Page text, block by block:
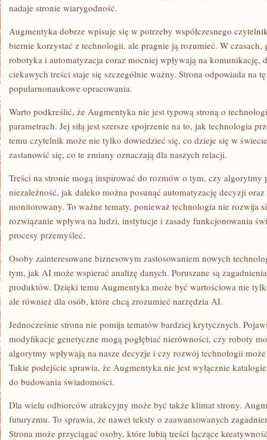
nadaje stronie wiarygodność.
Augmentyka dobrze wpisuje się w potrzeby współczesnego
biernie korzystać z technologii, ale pragnie ją rozumieć. W czasach,
robotyka i automatyzacja coraz mocniej wpływają na komunikację,
ciekawych treści staje się szczególnie ważny. Strona odpowiada na
popularnonaukowe opracowania.
Warto podkreślić, że Augmentyka nie jest typową stroną o
parametrach. Jej siłą jest szersze spojrzenie na to, jak technologia
temu czytelnik może nie tylko dowiedzieć się, co dzieje się w
zastanowić się, co te zmiany oznaczają dla naszych relacji.
Treści na stronie mogą inspirować do rozmów o tym, czy algorytmy
niezależność, jak daleko można posunąć automatyzację decyzji
monitorowany. To ważne tematy, ponieważ technologia nie rozwija
rozwiązanie wpływa na ludzi, instytucje i zasady funkcjonowania
procesy przemyśleć.
Osoby zainteresowane biznesowym zastosowaniem nowych
tym, jak AI może wspierać analizę danych. Poruszane są
produktów. Dzięki temu Augmentyka może być wartościowa nie
ale również dla osób, które chcą zrozumieć narzędzia AI.
Jednocześnie strona nie pomija tematów bardziej krytycznych.
modyfikacje genetyczne mogą pogłębiać nierówności, czy roboty
algorytmy wpływają na nasze decyzje i czy rozwój technologii
Takie podejście sprawia, że Augmentyka nie jest wyłącznie
do budowania świadomości.
Dla wielu odbiorców atrakcyjny może być także klimat strony.
futuryzmu. To sprawia, że nawet teksty o zaawansowanych
Strona może przyciągać osoby, które lubią treści łączące